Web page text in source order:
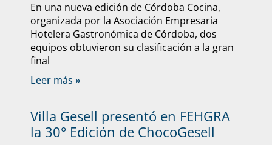
En una nueva edición de Córdoba Cocina,
organizada por la Asociación Empresaria
Hotelera Gastronómica de Córdoba, dos
equipos obtuvieron su clasificación a la gran
final
Leer más »
Villa Gesell presentó en FEHGRA
la 30° Edición de ChocoGesell